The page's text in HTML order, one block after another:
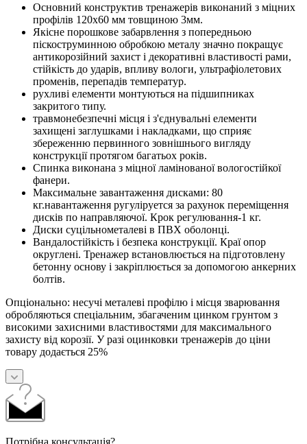
Основний конструктив тренажерів виконаний з міцних
профілів 120х60 мм товщиною 3мм.
Якісне порошкове забарвлення з попередньою
піскоструминною обробкою металу значно покращує
антикорозійний захист і декоративні властивості рами,
стійкість до ударів, впливу вологи, ультрафіолетових
променів, перепадів температур.
рухливі елементи монтуються на підшипниках
закритого типу.
травмонебезпечні місця і з'єднувальні елементи
захищені заглушками і накладками, що сприяє
збереженню первинного зовнішнього вигляду
конструкції протягом багатьох років.
Спинка виконана з міцної ламінованої вологостійкої
фанери.
Максимальне завантаження дисками: 80
кг.навантаження ругуліруется за рахунок переміщення
дисків по направляючої. Крок регулювання-1 кг.
Диски суцільнометалеві в ПВХ оболонці.
Вандалостійкість і безпека конструкції. Краї опор
округлені. Тренажер встановлюється на підготовлену
бетонну основу і закріплюється за допомогою анкерних
болтів.
Опціонально: несучі металеві профілю і місця зварювання
обробляються спеціальним, збагаченим цинком грунтом з
високими захисними властивостями для максимального
захисту від корозії. У разі оцинковки тренажерів до ціни
товару додається 25%
Потрібна консультація?